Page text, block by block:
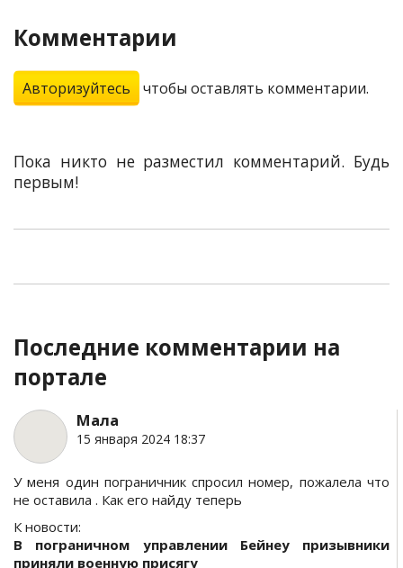
Комментарии
Авторизуйтесь чтобы оставлять комментарии.
Пока никто не разместил комментарий. Будь
первым!
Последние комментарии на
портале
Мала
15 января 2024 18:37
У меня один пограничник спросил номер, пожалела что
не оставила . Как его найду теперь
К новости:
В пограничном управлении Бейнеу призывники
приняли военную присягу